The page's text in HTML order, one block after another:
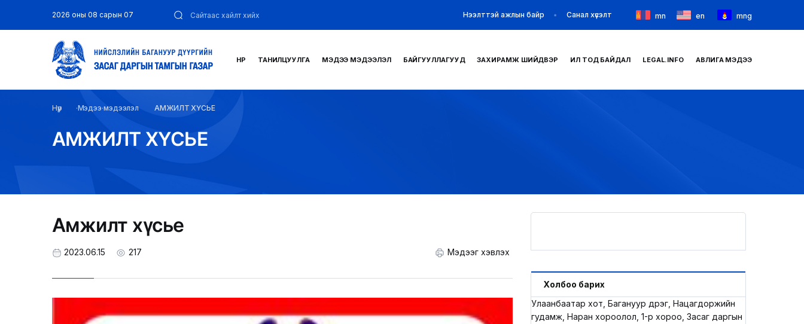
ИЛ ТОД БАЙДАЛ
АВЛИГА МЭДЭЭ
2026 оны 08 сарын 07 Нээлттэй ажлын байр Санал хүсэлт mn en mng
НҮҮР ТАНИЛЦУУЛГА МЭДЭЭ МЭДЭЭЛЭЛ БАЙГУУЛЛАГУУД ЗАХИРАМЖ ШИЙДВЭР ИЛ ТОД БАЙДАЛ LEGAL.INFO АВЛИГА МЭДЭЭ
Нүүр Мэдээ мэдээлэл АМЖИЛТ ХҮСЬЕ
АМЖИЛТ ХҮСЬЕ
Амжилт хүсье
2023.06.15 217 Мэдээг хэвлэх
Холбоо барих
Улаанбаатар хот, Багануур дүүрэг, Нацагдоржийн
гудамж, Наран хороолол, 1-р хороо, Засаг даргын